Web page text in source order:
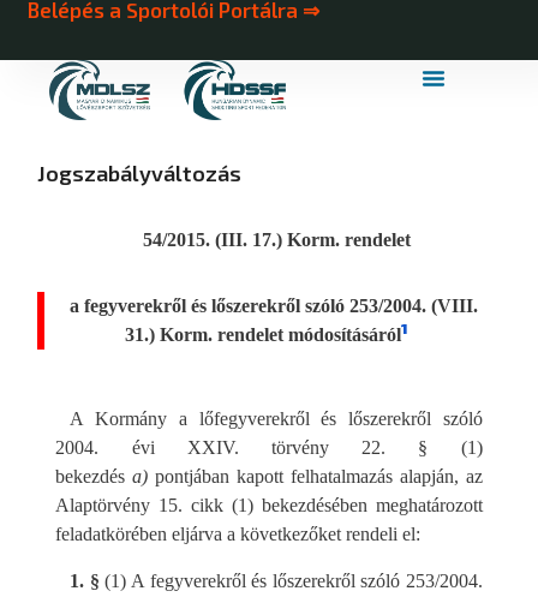
Belépés a Sportolói Portálra ⇒
Jogszabályváltozás
54/2015. (III. 17.) Korm. rendelet
a fegyverekről és lőszerekről szóló 253/2004. (VIII.
31.) Korm. rendelet módosításáról1
A Kormány a lőfegyverekről és lőszerekről szóló
2004. évi XXIV. törvény 22. § (1)
bekezdésa) pontjában kapott felhatalmazás alapján, az
Alaptörvény 15. cikk (1) bekezdésében meghatározott
feladatkörében eljárva a következőket rendeli el:
1. § (1) A fegyverekről és lőszerekről szóló 253/2004.